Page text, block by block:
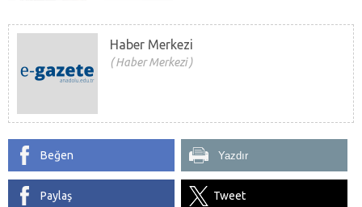
Haber Merkezi
Haber Merkezi
Beğen Yazdır
Paylaş Tweet